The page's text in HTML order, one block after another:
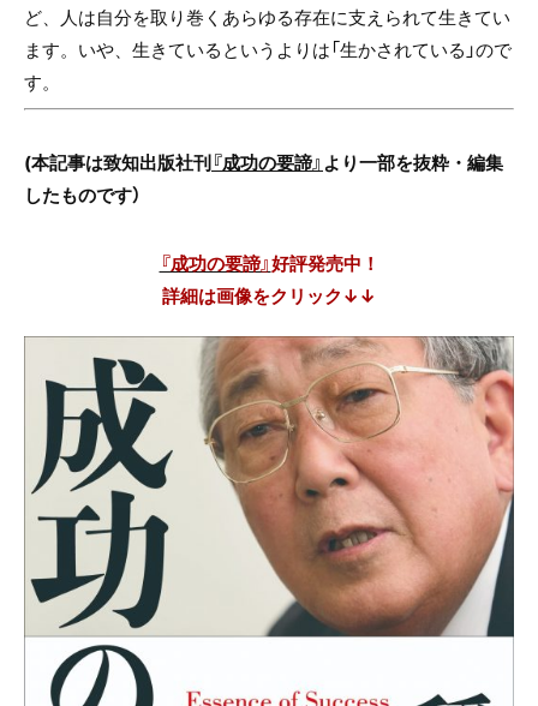
ど、人は自分を取り巻くあらゆる存在に支えられて生きてい
ます。いや、生きているというよりは「生かされている」ので
す。
(本記事は致知出版社刊『成功の要諦』 より一部を抜粋・編集
したものです）
『成功の要諦』好評発売中！
詳細は画像をクリック↓↓